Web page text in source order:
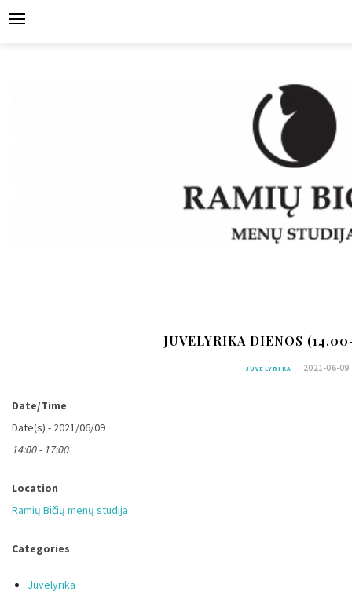
JUVELYRIKA DIENOS
JUVELYRIKA 2021-06-09
Date/Time
Date(s) - 2021/06/09
14:00 - 17:00
Location
Ramių Bičių menų studija
Categories
Juvelyrika